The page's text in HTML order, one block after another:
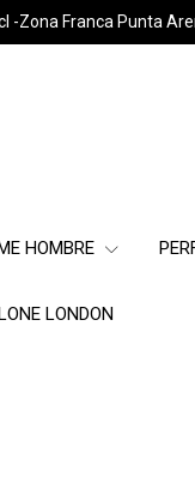
-Zona Franca Punta
HOMBRE
LONDON